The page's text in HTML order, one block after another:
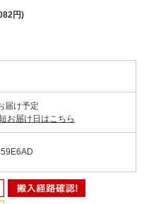
円)
届け予定
お届け日はこちら